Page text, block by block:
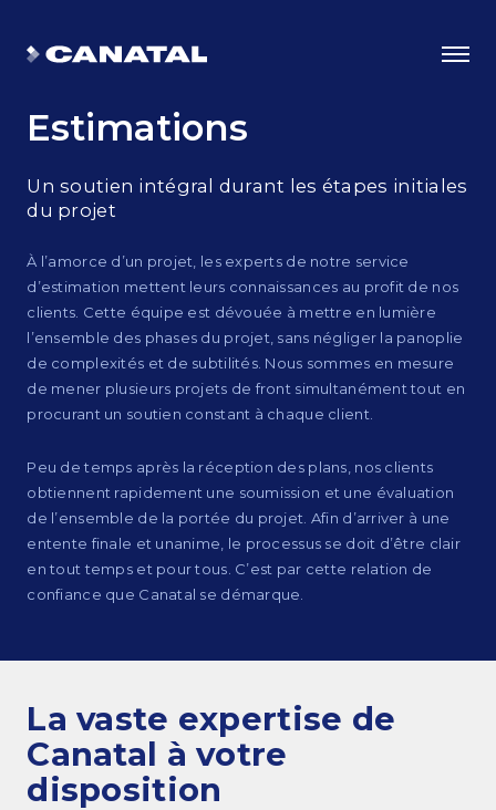
Choisir Canatal
Certifications
Engagement et valeurs
Ingénierie
Dessin et modélisation 3D
Estimations
Un soutien intégral durant les étapes initiales
du projet
À l’amorce d’un projet, les experts de notre service
d’estimation mettent leurs connaissances au profit de nos
clients. Cette équipe est dévouée à mettre en lumière
l’ensemble des phases du projet, sans négliger la panoplie
de complexités et de subtilités. Nous sommes en mesure
de mener plusieurs projets de front simultanément tout en
procurant un soutien constant à chaque client.
Peu de temps après la réception des plans, nos clients
obtiennent rapidement une soumission et une évaluation
de l’ensemble de la portée du projet. Afin d’arriver à une
entente finale et unanime, le processus se doit d’être clair
en tout temps et pour tous. C’est par cette relation de
confiance que Canatal se démarque.
La vaste expertise de
Canatal à votre
disposition